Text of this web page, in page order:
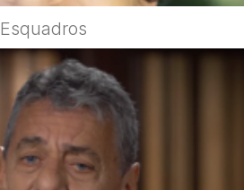
Esquadros